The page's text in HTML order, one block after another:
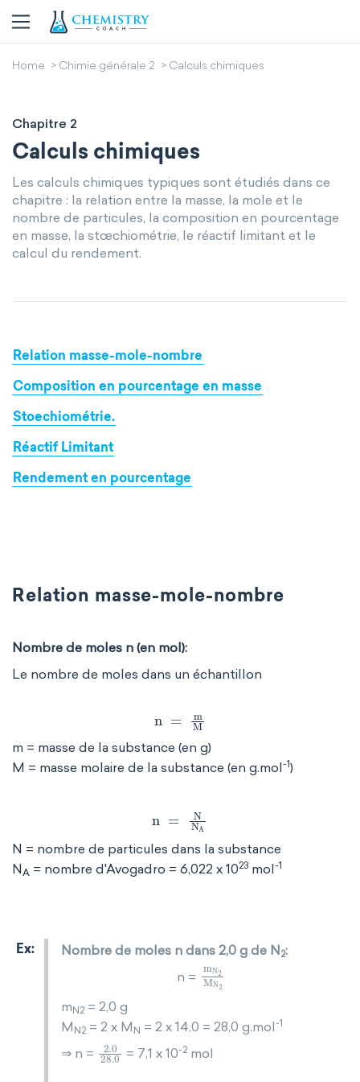
Home Chimie générale 2 Calculs chimiques
Chapitre 2
Calculs chimiques
Les calculs chimiques typiques sont étudiés dans ce
chapitre : la relation entre la masse, la mole et le
nombre de particules, la composition en pourcentage
en masse, la stœchiométrie, le réactif limitant et le
calcul du rendement.
Relation masse-mole-nombre
Composition en pourcentage en masse
Stoechiométrie.
Réactif Limitant
Rendement en pourcentage
Relation masse-mole-nombre
Nombre de moles n (en mol):
Le nombre de moles dans un échantillon
M
m = masse de la substance (en g)
M = masse molaire de la substance (en g.mol-1)
NA
N = nombre de particules dans la substance
NA = nombre d'Avogadro = 6,022 x 1023 mol-1
Nombre de moles n dans 2,0 g de N2:
n = mN
m N2 = 2,0 g
M N2 = 2 x M N = 2 x 14,0 = 28,0 g.mol -1
⇒ n = 2.0 0
= 7,1 x 10-2 mol